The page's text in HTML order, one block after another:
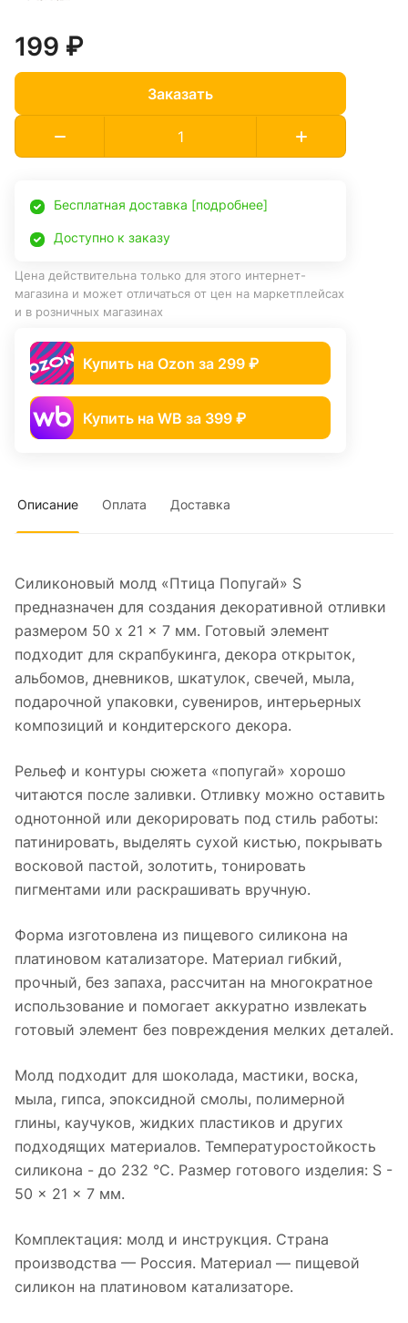
199 ₽
Заказать
Бесплатная доставка [подробнее]
Доступно к заказу
Цена действительна только для этого интернет-
магазина и может отличаться от цен на маркетплейсах
и в розничных магазинах
Купить на Ozon за 299 ₽
Купить на WB за 399 ₽
Описание Оплата Доставка
Силиконовый молд «Птица Попугай» S
предназначен для создания декоративной отливки
размером 50 x 21 x 7 мм. Готовый элемент
подходит для скрапбукинга, декора открыток,
альбомов, дневников, шкатулок, свечей, мыла,
подарочной упаковки, сувениров, интерьерных
композиций и кондитерского декора.
Рельеф и контуры сюжета «попугай» хорошо
читаются после заливки. Отливку можно оставить
однотонной или декорировать под стиль работы:
патинировать, выделять сухой кистью, покрывать
восковой пастой, золотить, тонировать
пигментами или раскрашивать вручную.
Форма изготовлена из пищевого силикона на
платиновом катализаторе. Материал гибкий,
прочный, без запаха, рассчитан на многократное
использование и помогает аккуратно извлекать
готовый элемент без повреждения мелких деталей.
Молд подходит для шоколада, мастики, воска,
мыла, гипса, эпоксидной смолы, полимерной
глины, каучуков, жидких пластиков и других
подходящих материалов. Температуростойкость
силикона - до 232 °C. Размер готового изделия: S -
50 x 21 x 7 мм.
Комплектация: молд и инструкция. Страна
производства — Россия. Материал — пищевой
силикон на платиновом катализаторе.